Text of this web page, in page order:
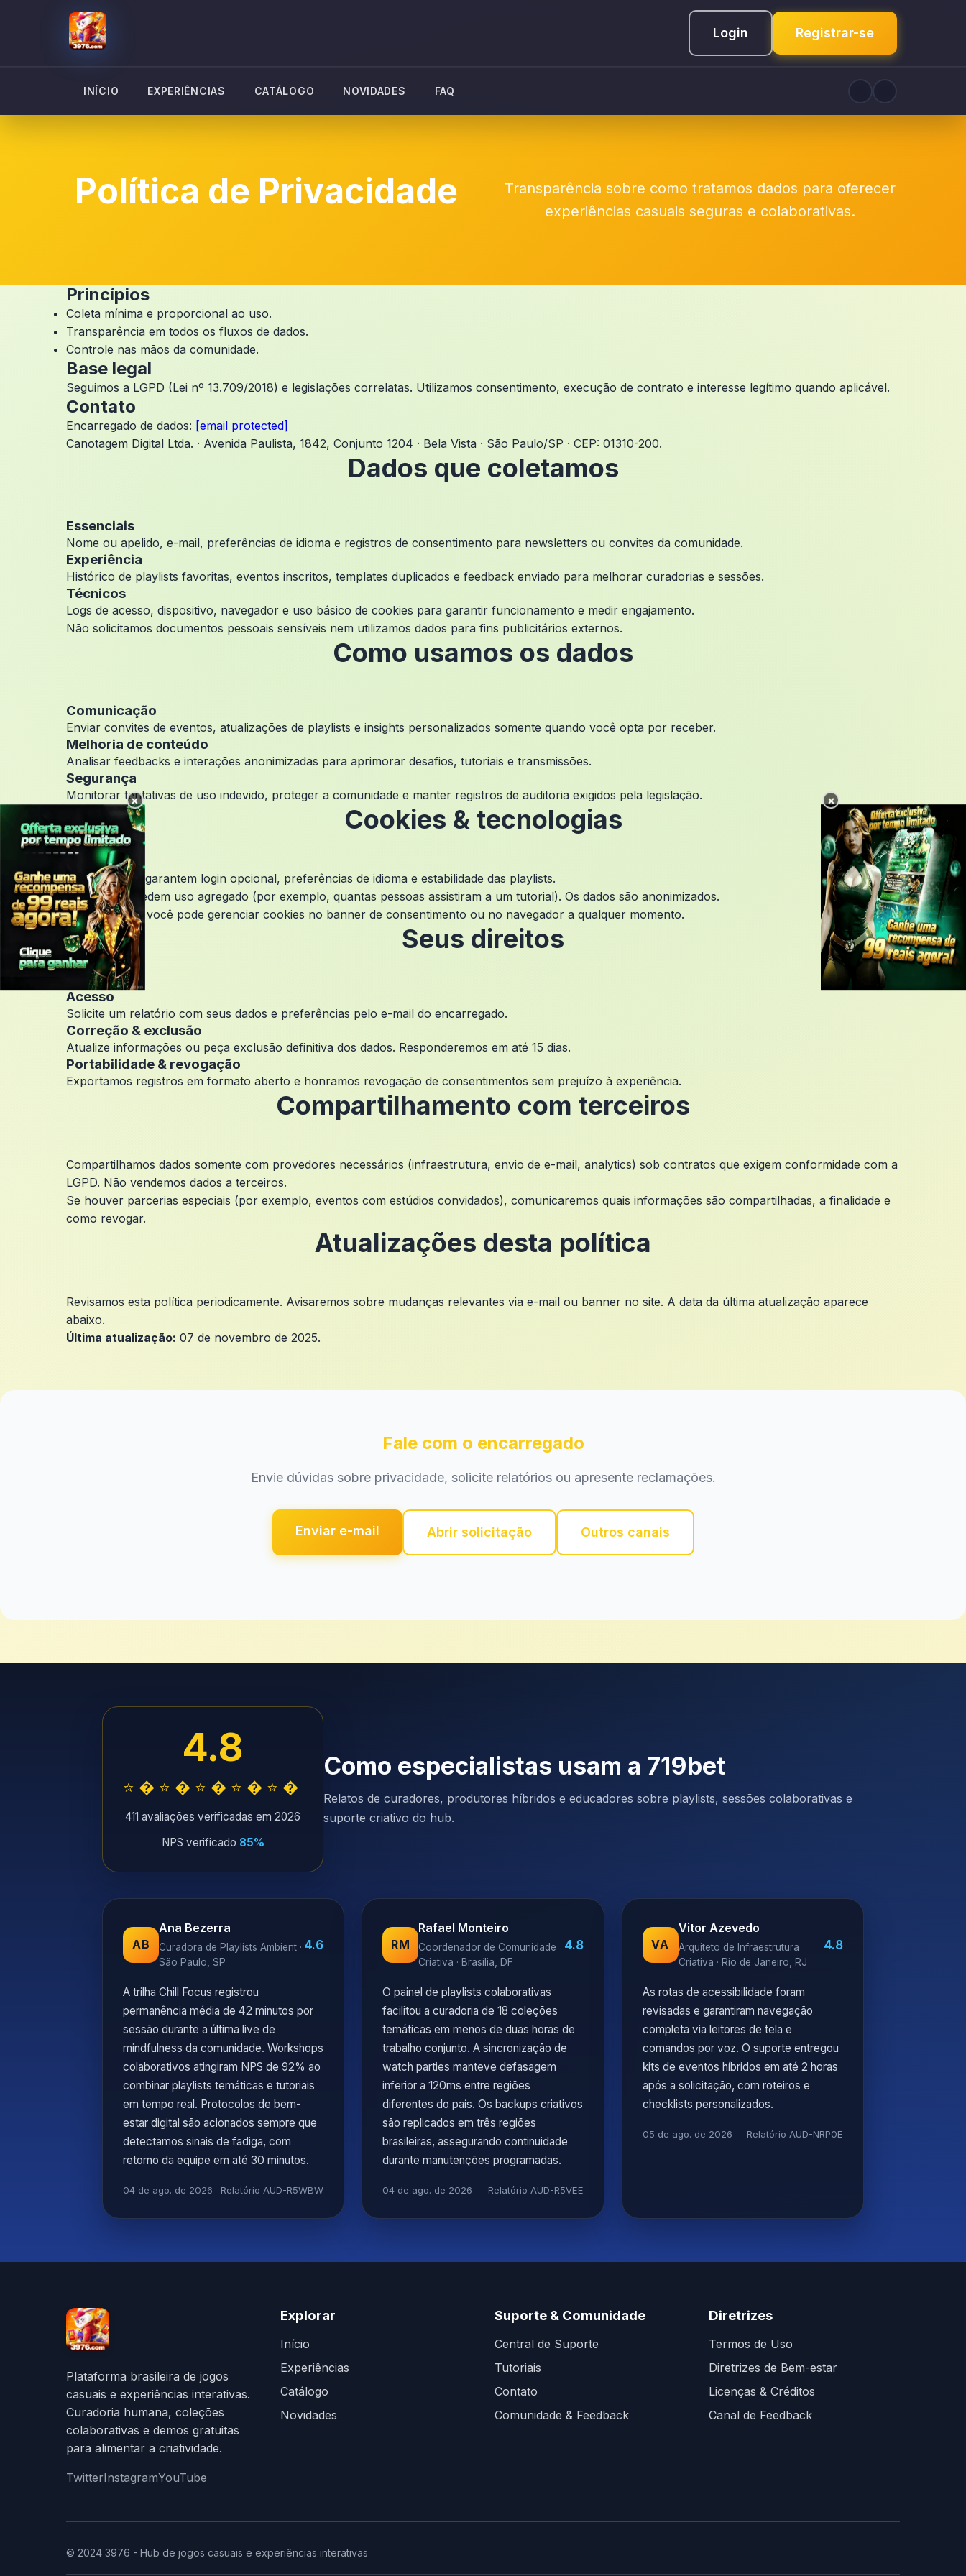
Login Registrar-se
INÍCIO EXPERIÊNCIAS CATÁLOGO NOVIDADES FAQ
Política de Privacidade
Transparência sobre como tratamos dados para oferecer
experiências casuais seguras e colaborativas.
Princípios
Coleta mínima e proporcional ao uso.
Transparência em todos os fluxos de dados.
Controle nas mãos da comunidade.
Base legal
Seguimos a LGPD (Lei nº 13.709/2018) e legislações correlatas. Utilizamos consentimento, execução de contrato e interesse legítimo quando aplicável.
Contato
Encarregado de dados: [email protected]
Canotagem Digital Ltda. · Avenida Paulista, 1842, Conjunto 1204 · Bela Vista · São Paulo/SP · CEP: 01310-200.
Dados que coletamos
Essenciais
Nome ou apelido, e-mail, preferências de idioma e registros de consentimento para newsletters ou convites da comunidade.
Experiência
Histórico de playlists favoritas, eventos inscritos, templates duplicados e feedback enviado para melhorar curadorias e sessões.
Técnicos
Logs de acesso, dispositivo, navegador e uso básico de cookies para garantir funcionamento e medir engajamento.
Não solicitamos documentos pessoais sensíveis nem utilizamos dados para fins publicitários externos.
Como usamos os dados
Comunicação
Enviar convites de eventos, atualizações de playlists e insights personalizados somente quando você opta por receber.
Melhoria de conteúdo
Analisar feedbacks e interações anonimizadas para aprimorar desafios, tutoriais e transmissões.
Segurança
Monitorar tentativas de uso indevido, proteger a comunidade e manter registros de auditoria exigidos pela legislação.
Cookies & tecnologias
Necessários:
garantem login opcional, preferências de idioma e estabilidade das playlists.
Analíticos:medem uso agregado (por exemplo, quantas pessoas assistiram a um tutorial). Os dados são anonimizados.
Desativação: você pode gerenciar cookies no banner de consentimento ou no navegador a qualquer momento.
Seus direitos
Acesso
Solicite um relatório com seus dados e preferências pelo e-mail do encarregado.
Correção & exclusão
Atualize informações ou peça exclusão definitiva dos dados. Responderemos em até 15 dias.
Portabilidade & revogação
Exportamos registros em formato aberto e honramos revogação de consentimentos sem prejuízo à experiência.
Compartilhamento com terceiros
Compartilhamos dados somente com provedores necessários (infraestrutura, envio de e-mail, analytics) sob contratos que exigem conformidade com a
LGPD. Não vendemos dados a terceiros.
Se houver parcerias especiais (por exemplo, eventos com estúdios convidados), comunicaremos quais informações são compartilhadas, a finalidade e
como revogar.
Atualizações desta política
Revisamos esta política periodicamente. Avisaremos sobre mudanças relevantes via e-mail ou banner no site. A data da última atualização aparece
abaixo.
Última atualização: 07 de novembro de 2025.
Fale com o encarregado
Envie dúvidas sobre privacidade, solicite relatórios ou apresente reclamações.
Enviar e-mail Abrir solicitação Outros canais
4.8
⭐�⭐�⭐�⭐�⭐�
411 avaliações verificadas em 2026
NPS verificado 85%
Como especialistas usam a 719bet
Relatos de curadores, produtores híbridos e educadores sobre playlists, sessões colaborativas e
suporte criativo do hub.
AB
Ana Bezerra
Curadora de Playlists Ambient ·
São Paulo, SP
4.6
A trilha Chill Focus registrou
permanência média de 42 minutos por
sessão durante a última live de
mindfulness da comunidade. Workshops
colaborativos atingiram NPS de 92% ao
combinar playlists temáticas e tutoriais
em tempo real. Protocolos de bem-
estar digital são acionados sempre que
detectamos sinais de fadiga, com
retorno da equipe em até 30 minutos.
04 de ago. de 2026 Relatório AUD-R5WBW
RM
Rafael Monteiro
Coordenador de Comunidade
Criativa · Brasília, DF
4.8
O painel de playlists colaborativas
facilitou a curadoria de 18 coleções
temáticas em menos de duas horas de
trabalho conjunto. A sincronização de
watch parties manteve defasagem
inferior a 120ms entre regiões
diferentes do país. Os backups criativos
são replicados em três regiões
brasileiras, assegurando continuidade
durante manutenções programadas.
04 de ago. de 2026 Relatório AUD-R5VEE
VA
Vitor Azevedo
Arquiteto de Infraestrutura
Criativa · Rio de Janeiro, RJ
4.8
As rotas de acessibilidade foram
revisadas e garantiram navegação
completa via leitores de tela e
comandos por voz. O suporte entregou
kits de eventos híbridos em até 2 horas
após a solicitação, com roteiros e
checklists personalizados.
05 de ago. de 2026 Relatório AUD-NRP0E
Plataforma brasileira de jogos
casuais e experiências interativas.
Curadoria humana, coleções
colaborativas e demos gratuitas
para alimentar a criatividade.
TwitterInstagramYouTube
Explorar
Início
Experiências
Catálogo
Novidades
Suporte & Comunidade
Central de Suporte
Tutoriais
Contato
Comunidade & Feedback
Diretrizes
Termos de Uso
Diretrizes de Bem-estar
Licenças & Créditos
Canal de Feedback
© 2024 3976 - Hub de jogos casuais e experiências interativas
× ×